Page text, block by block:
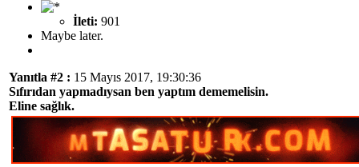
İleti: 901
Maybe later.
Yanıtla #2 : 15 Mayıs 2017, 19:30:36
Sıfırıdan yapmadıysan ben yaptım dememelisin.
Eline sağlık.